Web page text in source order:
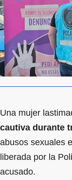
Una mujer
cautiva durante
abusos sexuales
liberada por la
acusado.